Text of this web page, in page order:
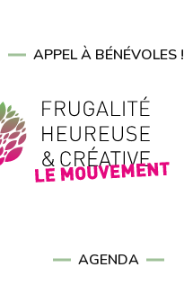
APPEL À BÉNÉVOLES !
AGENDA